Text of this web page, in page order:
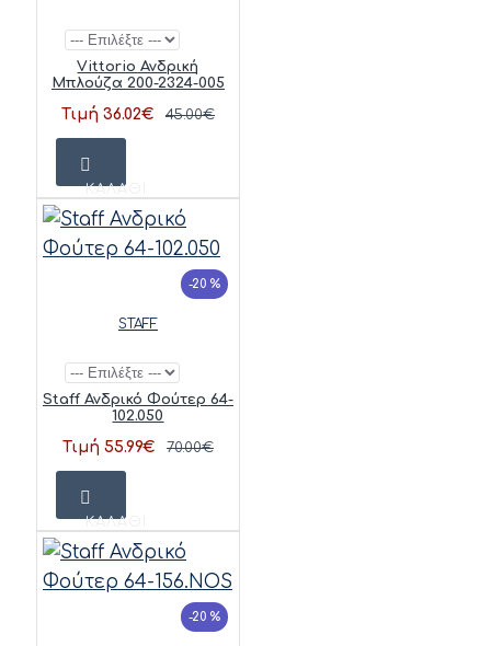
Vittorio Ανδρική
Μπλούζα 200-2324-005
Τιμή 36.02€ 45.00€
ΚΑΛΆΘΙ
-20 %
STAFF
Staff Ανδρικό Φούτερ 64-
102.050
Τιμή 55.99€ 70.00€
ΚΑΛΆΘΙ
-20 %